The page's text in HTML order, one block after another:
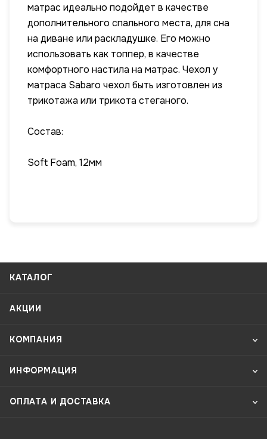
матрас идеально подойдет в качестве
дополнительного спального места, для сна
на диване или раскладушке. Его можно
использовать как топпер, в качестве
комфортного настила на матрас. Чехол у
матраса Sabaro чехол быть изготовлен из
трикотажа или трикота стеганого.
Состав:
Soft Foam, 12мм
КАТАЛОГ
АКЦИИ
КОМПАНИЯ
ИНФОРМАЦИЯ
ОПЛАТА И ДОСТАВКА